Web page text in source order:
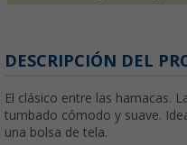
DESCRIPCIÓN DEL
El clásico entre las hamacas.
tumbado cómodo y suave.
una bolsa de tela.